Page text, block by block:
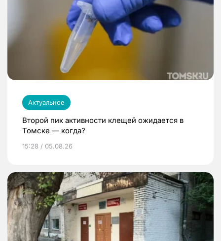
Актуальное
Второй пик активности клещей ожидается в
Томске — когда?
15:28 / 05.08.26